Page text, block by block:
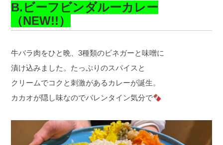
B.ビーフビンダルーカレー
（NEW!!）
牛バラ肉をひと晩、3種類のビネガーと味噌に
漬け込みました。たっぷりのスパイスと
クリームでコクと刺激があるカレーが誕生。
カカオが隠し味なのでバレンタイン気分で